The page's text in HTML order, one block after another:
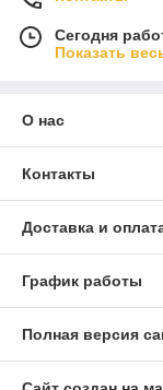
Сегодня
Показать
О нас
Контакты
Доставка и
График работы
Полная версия